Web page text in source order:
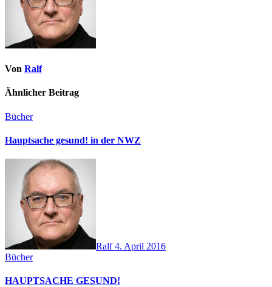
Von Ralf
Ähnlicher Beitrag
Bücher
Hauptsache gesund! in der NWZ
Ralf4. April 2016
Bücher
HAUPTSACHE GESUND!